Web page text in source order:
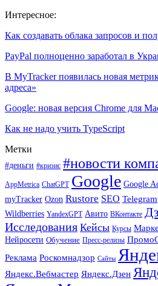
Интересное:
Как создавать облака запросов и
PayPal полноценно заработал в
В MyTracker появилась новая
адреса»
Google: новая версия Chrome для
Как не надо учить TypeScript
Метки
#деньги #кризис #новости
AppMetrica ChatGPT Google Google
myTracker Ozon Rustore SEO Telegram
Wildberries YandexGPT Авито ВКонтакте
Исследования Кейсы Курсы
Нейросети Обучение Пресс-релизы
Реклама Роскомнадзор Сайты
Яндекс.Вебмастер Яндекс.Дзен